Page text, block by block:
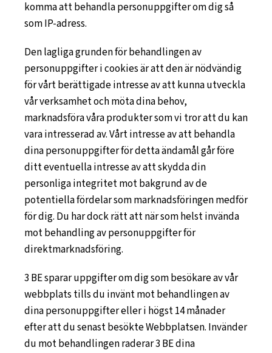
komma att behandla personuppgifter om dig så
som IP-adress.
Den lagliga grunden för behandlingen av
personuppgifter i cookies är att den är nödvändig
för vårt berättigade intresse av att kunna utveckla
vår verksamhet och möta dina behov,
marknadsföra våra produkter som vi tror att du kan
vara intresserad av. Vårt intresse av att behandla
dina personuppgifter för detta ändamål går före
ditt eventuella intresse av att skydda din
personliga integritet mot bakgrund av de
potentiella fördelar som marknadsföringen medför
för dig. Du har dock rätt att när som helst invända
mot behandling av personuppgifter för
direktmarknadsföring.
3 BE sparar uppgifter om dig som besökare av vår
webbplats tills du invänt mot behandlingen av
dina personuppgifter eller i högst 14 månader
efter att du senast besökte Webbplatsen. Invänder
du mot behandlingen raderar 3 BE dina